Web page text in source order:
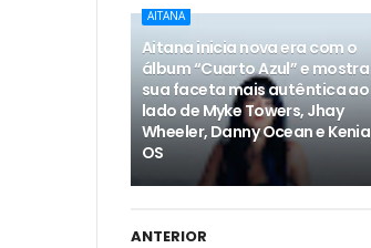
AITANA
Aitana inicia nova era com o
álbum “Cuarto Azul” e mostra
sua faceta mais autêntica ao
lado de Myke Towers, Jhay
Wheeler, Danny Ocean e Kenia
OS
ANTERIOR